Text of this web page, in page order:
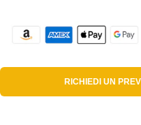
RICHIEDI UN